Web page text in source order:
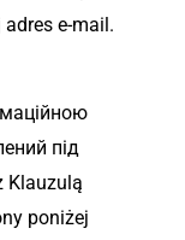
e-mail.
під
Klauzulą
poniżej